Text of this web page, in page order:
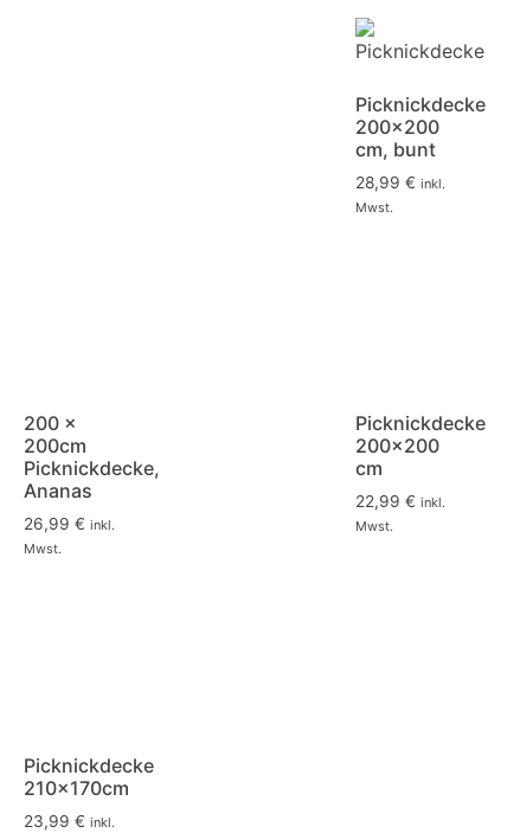
Picknickdecke
200×200
cm, bunt
28,99 € inkl.
Mwst.
200 x
200cm
Picknickdecke,
Ananas
26,99 € inkl.
Mwst.
Picknickdecke
200×200
cm
22,99 € inkl.
Mwst.
Picknickdecke
210x170cm
23,99 € inkl.